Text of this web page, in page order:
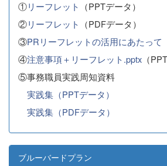
①リーフレット （PPTデータ）
②リーフレット （PDFデータ）
③PRリーフレットの活用にあたって
④注意事項＋リーフレット.pptx （
⑤事務職員実践周知資料
実践集（PPTデータ）
実践集（PDFデータ）
ブルーバードプラン